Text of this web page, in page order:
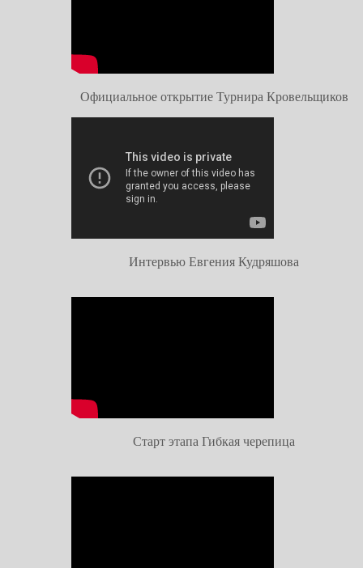
Официальное открытие Турнира Кровельщиков
Интервью Евгения Кудряшова
Старт этапа Гибкая черепица